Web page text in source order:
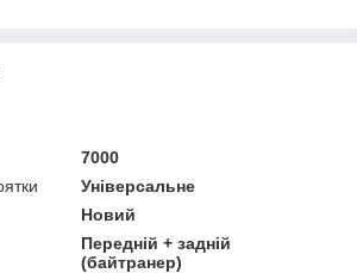
7000
Універсальне
Новий
Передній + задній
(байтранер)